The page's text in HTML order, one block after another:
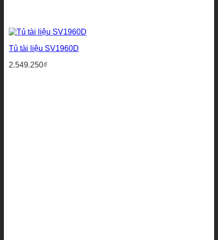
Tủ tài liệu SV1960D
2.549.250₫